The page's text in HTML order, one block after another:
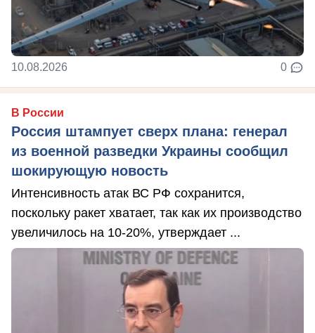
10.08.2026 0
В России
Россия штампует сверх плана: генерал
из военной разведки Украины сообщил
шокирующую новость
Интенсивность атак ВС РФ сохранится,
поскольку ракет хватает, так как их производство
увеличилось на 10-20%, утверждает ...